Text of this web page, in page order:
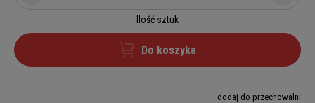
Ilość sztuk
Do koszyka
dodaj do przechowalni